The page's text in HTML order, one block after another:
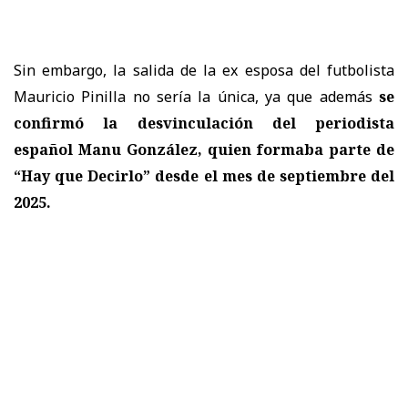
Sin embargo, la salida de la ex esposa del futbolista
Mauricio Pinilla no sería la única, ya que además se
confirmó la desvinculación del periodista
español Manu González, quien formaba parte de
“Hay que Decirlo” desde el mes de septiembre del
2025.